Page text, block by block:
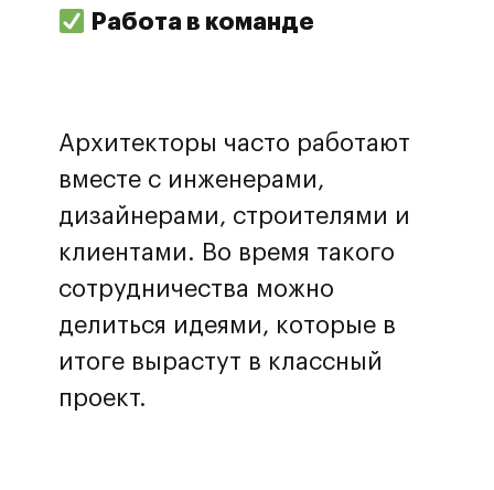
Работа в команде
Архитекторы часто работают
вместе с инженерами,
дизайнерами, строителями и
клиентами. Во время такого
сотрудничества можно
делиться идеями, которые в
итоге вырастут в классный
проект.
Нажимая на кнопку, вы принимаете
даете согласие на обработку
персональных данных